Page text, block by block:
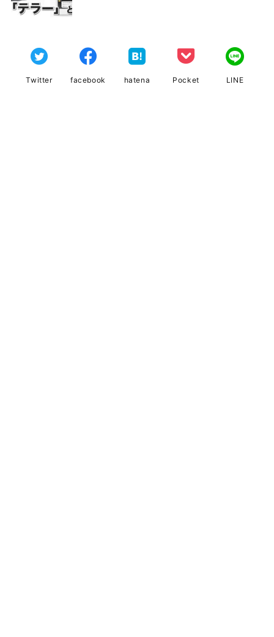
Twitter facebook hatena Pocket LINE